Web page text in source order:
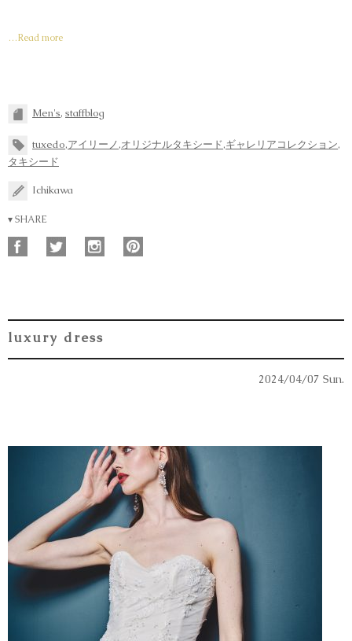
…Read more
Men's, staffblog
tuxedo,アイリーノ,オリジナルタキシード,ギャレリアコレクション,
タキシード
Ichikawa
▾ SHARE
luxury dress
2024/04/07 Sun.